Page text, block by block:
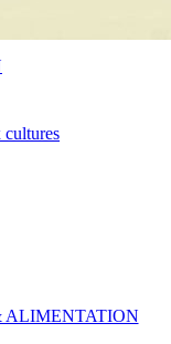
cultures
ALIMENTATION